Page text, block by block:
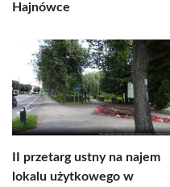
Hajnówce
II przetarg ustny na najem
lokalu użytkowego w